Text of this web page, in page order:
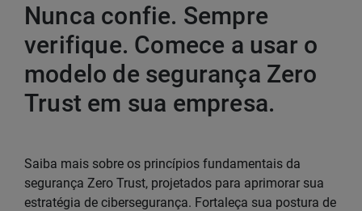
Nunca confie. Sempre
verifique. Comece a usar o
modelo de segurança Zero
Trust em sua empresa.
Saiba mais sobre os princípios fundamentais da
segurança Zero Trust, projetados para aprimorar sua
estratégia de cibersegurança. Fortaleça sua postura de